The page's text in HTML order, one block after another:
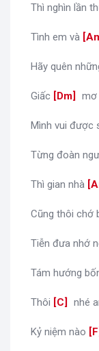
Thì nghìn lần
Tình em và [
Hãy quên
Giấc [Dm mơ
Mình vui được
Từng đoàn
Thì gian nhà [
Cũng thôi chớ
Tiễn đưa nhớ
Tám hướng
Thôi [C nhé
Kỷ niệm nào [F